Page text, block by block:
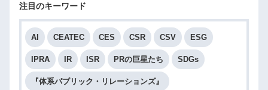
注目のキーワード
AI CEATEC CES CSR CSV ESG
IPRA IR ISR PRの巨星たち SDGs
『体系パブリック・リレーションズ』